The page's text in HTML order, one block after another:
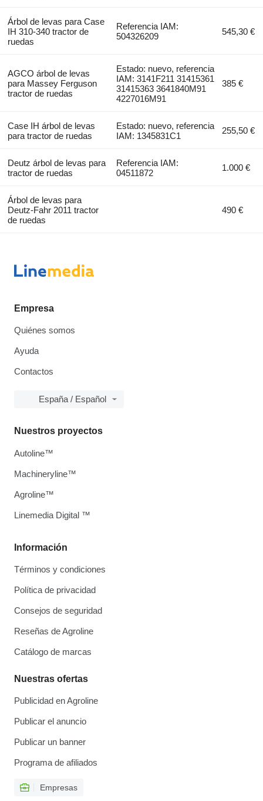
Árbol de levas para Case
IH 310-340 tractor de
ruedas
Referencia IAM:
504326209
545,30 €
AGCO árbol de levas
para Massey Ferguson
tractor de ruedas
Estado: nuevo, referencia
IAM: 3141F211 31415361
31415363 3641840M91
4227016M91
385 €
Case IH árbol de levas
para tractor de ruedas
Estado: nuevo, referencia
IAM: 1345831C1
255,50 €
Deutz árbol de levas para
tractor de ruedas
Referencia IAM:
04511872
1.000 €
Árbol de levas para
Deutz-Fahr 2011 tractor
de ruedas
490 €
Empresa
Quiénes somos
Ayuda
Contactos
España / Español
Información
Términos y condiciones
Política de privacidad
Consejos de seguridad
Reseñas de Agroline
Catálogo de marcas
Nuestras ofertas
Publicidad en Agroline
Publicar el anuncio
Publicar un banner
Programa de afiliados
Empresas
Nuestros proyectos
Autoline™
Machineryline™
Agroline™
Linemedia Digital ™